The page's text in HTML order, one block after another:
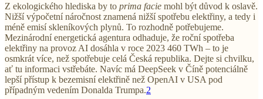
Z ekologického hlediska by to prima facie mohl být důvod k oslavě.
Nižší výpočetní náročnost znamená nižší spotřebu elektřiny, a tedy i
méně emisí skleníkových plynů. To rozhodně potřebujeme.
Mezinárodní energetická agentura odhaduje, že roční spotřeba
elektřiny na provoz AI dosáhla v roce 2023 460 TWh – to je
osmkrát více, než spotřebuje celá Česká republika. Dejte si chvilku,
ať tu informaci vstřebáte. Navíc má DeepSeek v Číně potenciálně
lepší přístup k bezemisní elektřině než OpenAI v USA pod
případným vedením Donalda Trumpa.2